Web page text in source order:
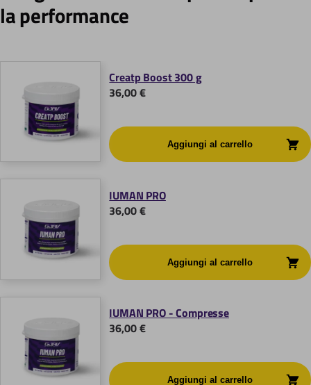
la performance
Creatp Boost 300 g
36,00 €
IUMAN PRO
36,00 €
IUMAN PRO - Compresse
36,00 €